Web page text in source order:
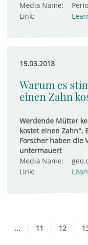
Media Name:
Link:
15.03.2018
Warum es
einen Zahn
Werdende Mütter
kostet einen Zahn".
Forscher haben die
untermauert
Media Name:
Link:
...
11 12